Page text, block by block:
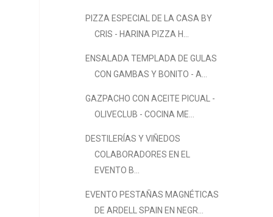
PIZZA ESPECIAL DE LA CASA BY
CRIS - HARINA PIZZA H...
ENSALADA TEMPLADA DE GULAS
CON GAMBAS Y BONITO - A...
GAZPACHO CON ACEITE PICUAL -
OLIVECLUB - COCINA ME...
DESTILERÍAS Y VIÑEDOS
COLABORADORES EN EL
EVENTO B...
EVENTO PESTAÑAS MAGNÉTICAS
DE ARDELL SPAIN EN NEGR...